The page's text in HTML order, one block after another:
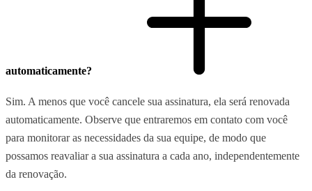
automaticamente?
Sim. A menos que você cancele sua assinatura, ela será renovada
automaticamente. Observe que entraremos em contato com você
para monitorar as necessidades da sua equipe, de modo que
possamos reavaliar a sua assinatura a cada ano, independentemente
da renovação.